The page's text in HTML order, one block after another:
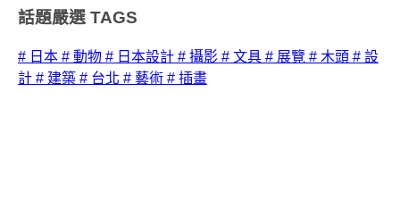
話題嚴選 TAGS
# 日本 # 動物 # 日本設計 # 攝影 # 文具 # 展覽 # 木頭 # 設
計 # 建築 # 台北 # 藝術 # 插畫